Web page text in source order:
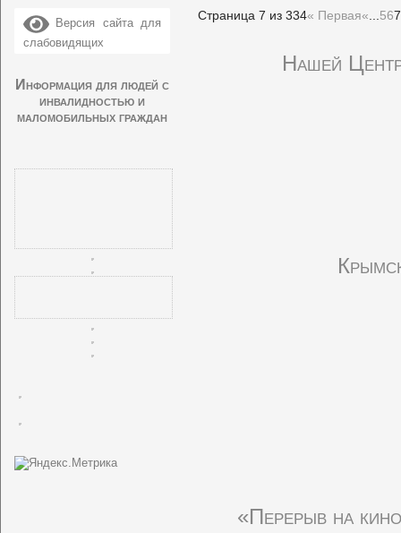
Версия сайта для
слабовидящих
Информация для людей с
инвалидностью и
маломобильных граждан
Страница 7 из 334« Первая« 567
Нашей
«Перерыв на